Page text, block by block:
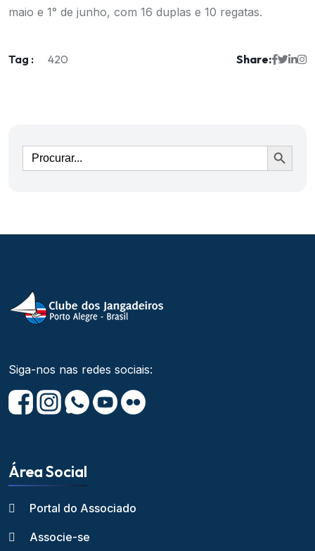
maio e 1° de junho, com 16 duplas e 10 regatas.
Tag : 420 Share:
Ir
Siga-nos nas redes sociais:
Área Social
Portal do Associado
Associe-se